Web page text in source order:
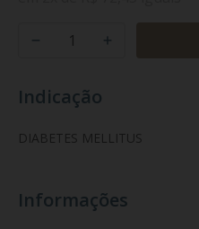
Indicação
DIABETES MELLITUS
Informações